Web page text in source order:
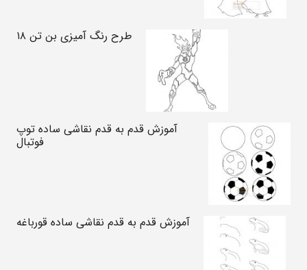
طرح رنگ آمیزی بن تن ۱۸
آموزش قدم به قدم نقاشی ساده توپ
فوتبال
آموزش قدم به قدم نقاشی ساده قورباغه